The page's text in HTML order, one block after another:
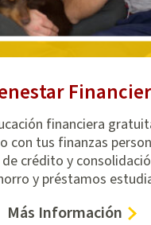
financiera
con tus finanzas
crédito y
y préstamos
Más Información–